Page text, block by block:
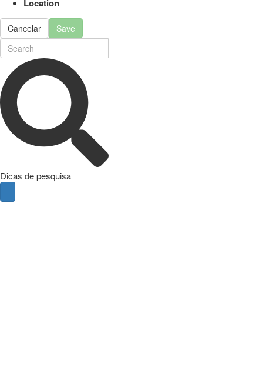
Location
Cancelar Save
Dicas de pesquisa